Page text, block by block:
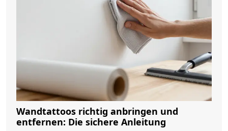
Wandtattoos richtig anbringen und
entfernen: Die sichere Anleitung